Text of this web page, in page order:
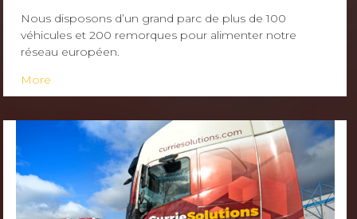
Nous disposons d’un grand parc de plus de 100
véhicules et 200 remorques pour alimenter notre
réseau européen.
More